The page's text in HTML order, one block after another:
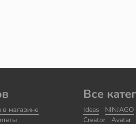
магазине
Все
Ideas NINJAGO
Creator
Avatar